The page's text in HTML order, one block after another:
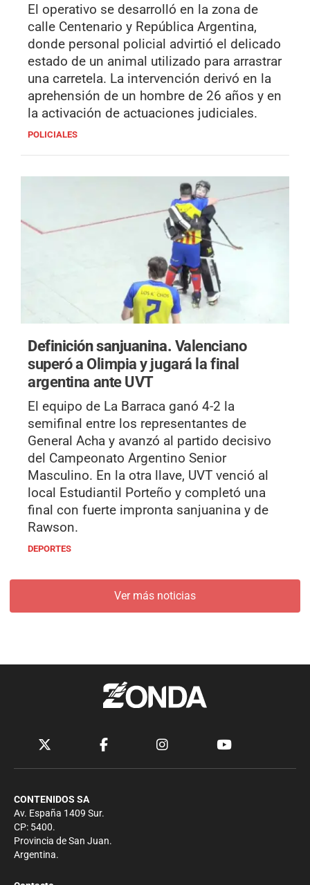
El operativo se desarrolló en la zona de
calle Centenario y República Argentina,
donde personal policial advirtió el delicado
estado de un animal utilizado para arrastrar
una carretela. La intervención derivó en la
aprehensión de un hombre de 26 años y en
la activación de actuaciones judiciales.
POLICIALES
Definición sanjuanina. Valenciano
superó a Olimpia y jugará la final
argentina ante UVT
El equipo de La Barraca ganó 4-2 la
semifinal entre los representantes de
General Acha y avanzó al partido decisivo
del Campeonato Argentino Senior
Masculino. En la otra llave, UVT venció al
local Estudiantil Porteño y completó una
final con fuerte impronta sanjuanina y de
Rawson.
DEPORTES
Ver más noticias
CONTENIDOS SA
Av. España 1409 Sur.
CP: 5400.
Provincia de San Juan.
Argentina.